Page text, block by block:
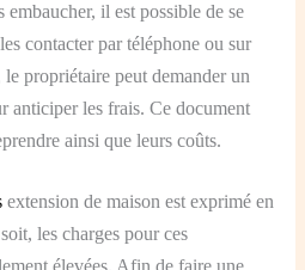
il est possible de se
contacter par téléphone ou sur
propriétaire peut demander un
anticiper les frais. Ce document
ainsi que leurs coûts.
extension de maison est exprimé en
les charges pour ces
élevées. Afin de faire une